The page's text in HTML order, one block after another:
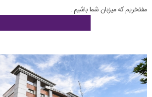
مفتخریم که میزبان شما باشیم .